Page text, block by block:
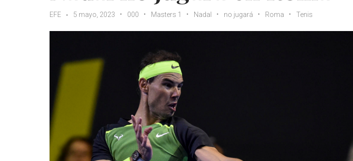
EFE 5 mayo, 2023 000 Masters 1 Nadal no jugará Roma Tenis